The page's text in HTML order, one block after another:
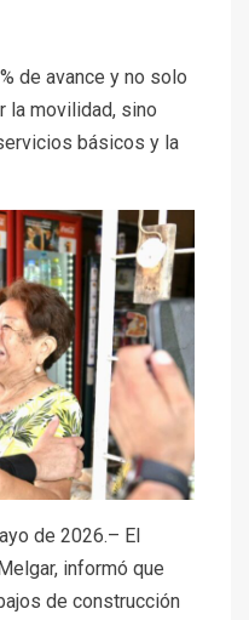
de avance y no solo
la movilidad, sino
básicos y la
de 2026.– El
informó que
de construcción